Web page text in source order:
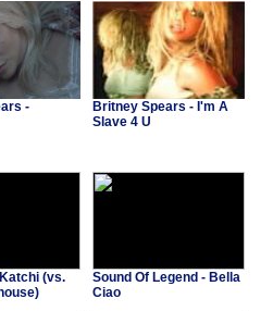
-
Britney Spears - I'm A
Slave 4 U
(vs.
Sound Of Legend - Bella
Ciao